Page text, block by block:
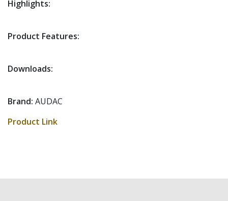
Highlights:
Product Features:
Downloads:
Brand: AUDAC
Product Link